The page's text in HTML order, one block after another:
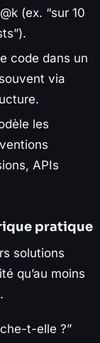
(ex. “sur 10
code dans un
via
les
APIs
pratique
solutions
qu’au moins
t-elle ?”